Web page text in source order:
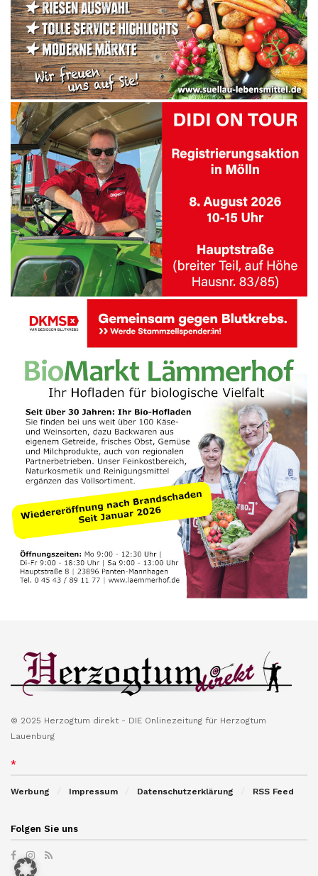
© 2025 Herzogtum direkt - DIE Onlinezeitung für Herzogtum
Lauenburg
*
Werbung Impressum Datenschutzerklärung RSS Feed
Folgen Sie uns